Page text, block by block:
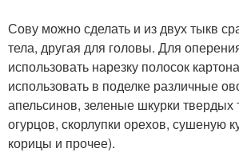
Сову можно сделать и из двух тыкв
тела, другая для головы. Для
использовать нарезку полосок
использовать в поделке различные
апельсинов, зеленые шкурки твердых
огурцов, скорлупки орехов, сушеную
корицы и прочее).